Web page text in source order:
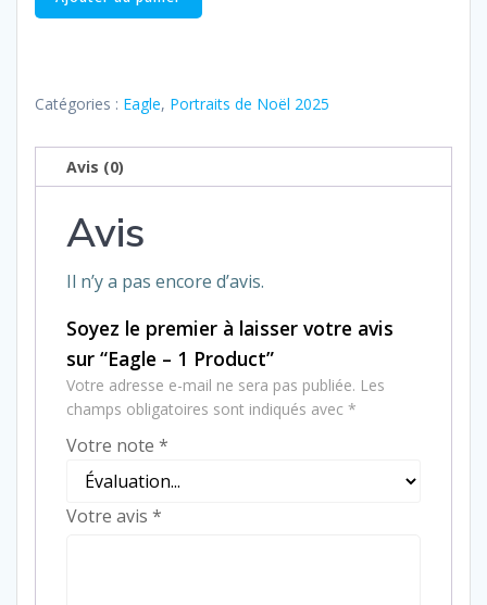
de
1
Catégories : Eagle, Portraits de Noël 2025
Avis (0)
Avis
Il n’y a pas encore d’avis.
Soyez le premier à laisser votre avis
sur “Eagle – 1 Product”
Votre adresse e-mail ne sera pas publiée. Les
champs obligatoires sont indiqués avec *
Votre note *
Votre avis *